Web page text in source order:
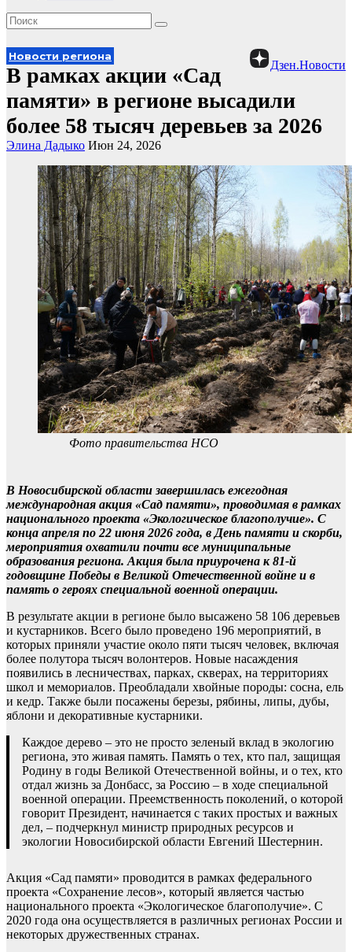
Дзен.Новости
Новости региона
В рамках акции «Сад
памяти» в регионе высадили
более 58 тысяч деревьев за 2026
Элина Дадыко Июн 24, 2026
Фото правительства НСО
В Новосибирской области завершилась ежегодная
международная акция «Сад памяти», проводимая в рамках
национального проекта «Экологическое благополучие». С
конца апреля по 22 июня 2026 года, в День памяти и скорби,
мероприятия охватили почти все муниципальные
образования региона. Акция была приурочена к 81-й
годовщине Победы в Великой Отечественной войне и в
память о героях специальной военной операции.
В результате акции в регионе было высажено 58 106 деревьев
и кустарников. Всего было проведено 196 мероприятий, в
которых приняли участие около пяти тысяч человек, включая
более полутора тысяч волонтеров. Новые насаждения
появились в лесничествах, парках, скверах, на территориях
школ и мемориалов. Преобладали хвойные породы: сосна, ель
и кедр. Также были посажены березы, рябины, липы, дубы,
яблони и декоративные кустарники.
Каждое дерево – это не просто зеленый вклад в экологию
региона, это живая память. Память о тех, кто пал, защищая
Родину в годы Великой Отечественной войны, и о тех, кто
отдал жизнь за Донбасс, за Россию – в ходе специальной
военной операции. Преемственность поколений, о которой
говорит Президент, начинается с таких простых и важных
дел, – подчеркнул министр природных ресурсов и
экологии Новосибирской области Евгений Шестернин.
Акция «Сад памяти» проводится в рамках федерального
проекта «Сохранение лесов», который является частью
национального проекта «Экологическое благополучие». С
2020 года она осуществляется в различных регионах России и
некоторых дружественных странах.